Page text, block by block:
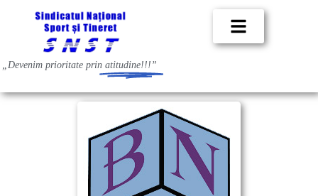
„Devenim prioritate prin atitudine!!!”